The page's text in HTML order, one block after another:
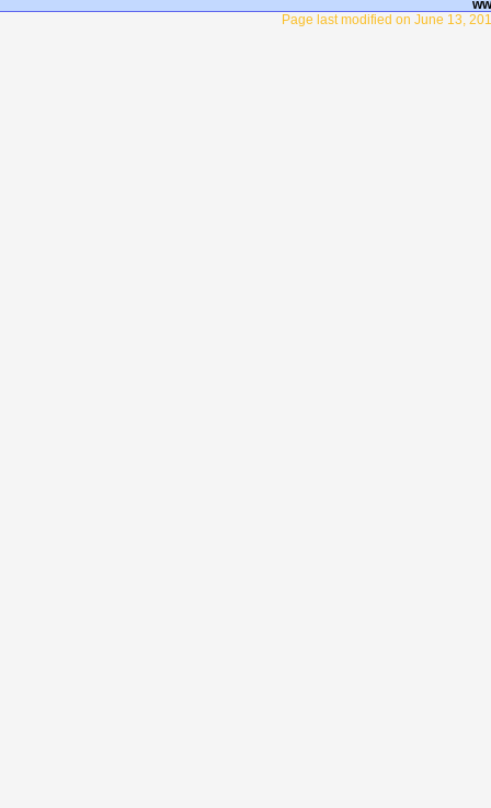
Page last modified on June 13,